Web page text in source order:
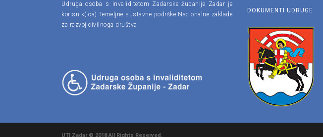
Udruga osoba s invaliditetom Zadarske županije Zadar je
korisnik(-ca) Temeljne sustavne podrške Nacionalne zaklade
za razvoj civilnoga društva.
DOKUMENTI UDRUGE
UTI Zadar © 2018 All Rights Reserved.